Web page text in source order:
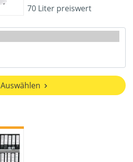
70 Liter preiswert
Auswählen